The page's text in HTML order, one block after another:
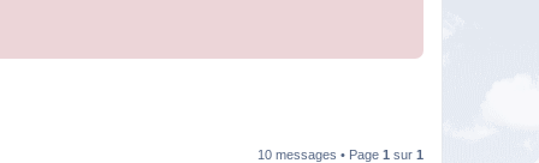
10 messages • Page 1 sur 1